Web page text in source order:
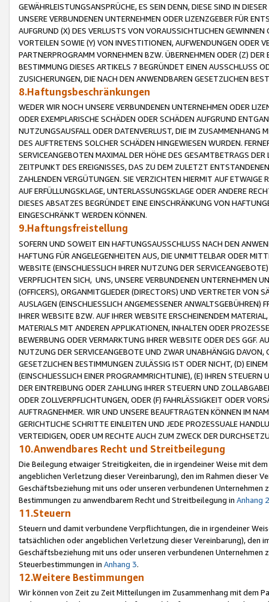
GEWÄHRLEISTUNGSANSPRÜCHE, ES SEIN DENN, DIESE SIND IN
UNSERE VERBUNDENEN UNTERNEHMEN ODER LIZENZGEBER FÜR
AUFGRUND (X) DES VERLUSTS VON VORAUSSICHTLICHEN
VORTEILEN SOWIE (Y) VON INVESTITIONEN, AUFWENDUNGEN ODER
PARTNERPROGRAMM VORNEHMEN BZW. ÜBERNEHMEN ODER (Z)
BESTIMMUNG DIESES ARTIKELS 7 BEGRÜNDET EINEN AUSSCHLUSS
ZUSICHERUNGEN, DIE NACH DEN ANWENDBAREN GESETZLICHEN
8.Haftungsbeschränkungen
WEDER WIR NOCH UNSERE VERBUNDENEN UNTERNEHMEN ODER
ODER EXEMPLARISCHE SCHÄDEN ODER SCHÄDEN AUFGRUND
NUTZUNGSAUSFALL ODER DATENVERLUST, DIE IM ZUSAMMENHANG
DES AUFTRETENS SOLCHER SCHÄDEN HINGEWIESEN WURDEN.
SERVICEANGEBOTEN MAXIMAL DER HÖHE DES GESAMTBETRAGS
ZEITPUNKT DES EREIGNISSES, DAS ZU DEM ZULETZT
ZAHLENDEN VERGÜTUNGEN. SIE VERZICHTEN HIERMIT AUF
AUF ERFÜLLUNGSKLAGE, UNTERLASSUNGSKLAGE ODER ANDERE
DIESES ABSATZES BEGRÜNDET EINE EINSCHRÄNKUNG VON
EINGESCHRÄNKT WERDEN KÖNNEN.
9.Haftungsfreistellung
SOFERN UND SOWEIT EIN HAFTUNGSAUSSCHLUSS NACH DEN
HAFTUNG FÜR ANGELEGENHEITEN AUS, DIE UNMITTELBAR ODER
WEBSITE (EINSCHLIESSLICH IHRER NUTZUNG DER
VERPFLICHTEN SICH, UNS, UNSERE VERBUNDENEN UNTERNEHMEN
(OFFICERS), ORGANMITGLIEDER (DIRECTORS) UND VERTRETER VON
AUSLAGEN (EINSCHLIESSLICH ANGEMESSENER
IHRER WEBSITE BZW. AUF IHRER WEBSITE ERSCHEINENDEM
MATERIALS MIT ANDEREN APPLIKATIONEN, INHALTEN ODER
BEWERBUNG ODER VERMARKTUNG IHRER WEBSITE ODER DES GGF.
NUTZUNG DER SERVICEANGEBOTE UND ZWAR UNABHÄNGIG
GESETZLICHEN BESTIMMUNGEN ZULÄSSIG IST ODER NICHT, (D)
(EINSCHLIESSLICH EINER PROGRAMMRICHTLINIE), (E) IHREN
DER EINTREIBUNG ODER ZAHLUNG IHRER STEUERN UND
ODER ZOLLVERPFLICHTUNGEN, ODER (F) FAHRLÄSSIGKEIT ODER
AUFTRAGNEHMER. WIR UND UNSERE BEAUFTRAGTEN KÖNNEN IM
GERICHTLICHE SCHRITTE EINLEITEN UND JEDE PROZESSUALE
VERTEIDIGEN, ODER UM RECHTE AUCH ZUM ZWECK DER
10.Anwendbares Recht und Streitbeilegung
Die Beilegung etwaiger Streitigkeiten, die in irgendeiner Weise mit
angeblichen Verletzung dieser Vereinbarung), den im Rahmen dieser
Geschäftsbeziehung mit uns oder unseren verbundenen
Bestimmungen zu anwendbarem Recht und Streitbeilegung in Anhang 2
11.Steuern
Steuern und damit verbundene Verpflichtungen, die in irgendeiner
tatsächlichen oder angeblichen Verletzung dieser Vereinbarung), den
Geschäftsbeziehung mit uns oder unseren verbundenen
Steuerbestimmungen in Anhang 3.
12.Weitere Bestimmungen
Wir können von Zeit zu Zeit Mitteilungen im Zusammenhang mit dem